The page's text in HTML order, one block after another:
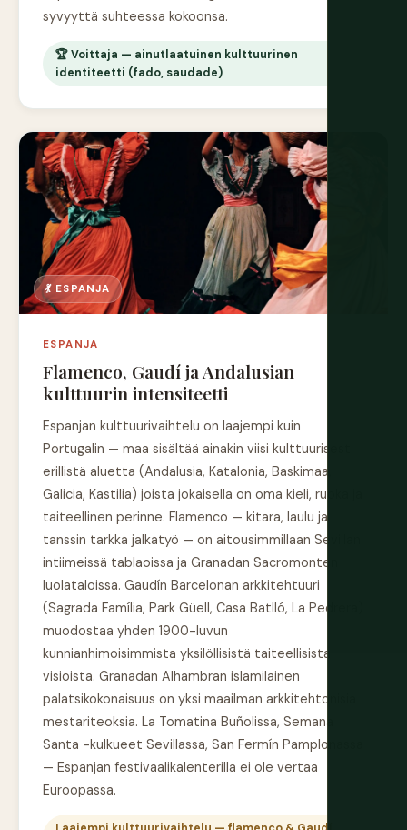
syvyyttä suhteessa kokoonsa.
🏆 Voittaja — ainutlaatuinen kulttuurinen
identiteetti (fado, saudade)
💃 ESPANJA
ESPANJA
Flamenco, Gaudí ja Andalusian
kulttuurin intensiteetti
Espanjan kulttuurivaihtelu on laajempi kuin
Portugalin — maa sisältää ainakin viisi kulttuurisesti
erillistä aluetta (Andalusia, Katalonia, Baskimaa,
Galicia, Kastilia) joista jokaisella on oma kieli, ruoka ja
taiteellinen perinne. Flamenco — kitara, laulu ja
tanssin tarkka jalkatyö — on aitousimmillaan Sevillan
intiimeissä tablaoissa ja Granadan Sacromonten
luolataloissa. Gaudín Barcelonan arkkitehtuuri
(Sagrada Família, Park Güell, Casa Batlló, La Pedrera)
muodostaa yhden 1900-luvun
kunnianhimoisimmista yksilöllisistä taiteellisista
visioista. Granadan Alhambran islamilainen
palatsikokonaisuus on yksi maailman arkkitehtonisia
mestariteoksia. La Tomatina Buñolissa, Semana
Santa -kulkueet Sevillassa, San Fermín Pamplonassa
— Espanjan festivaalikalenterilla ei ole vertaa
Euroopassa.